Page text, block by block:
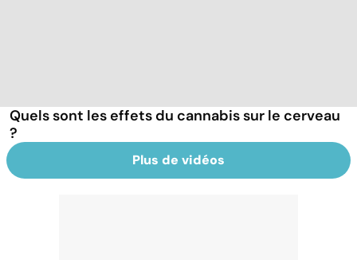
Quels sont les effets du cannabis sur le cerveau
?
Plus de vidéos